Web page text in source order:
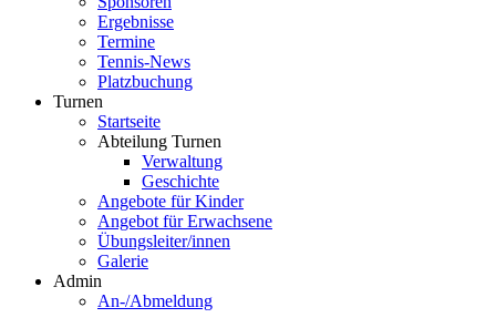
Ergebnisse
Termine
Tennis-News
Platzbuchung
Turnen
Startseite
Abteilung Turnen
Verwaltung
Geschichte
Angebote für Kinder
Angebot für Erwachsene
Übungsleiter/innen
Galerie
Admin
An-/Abmeldung